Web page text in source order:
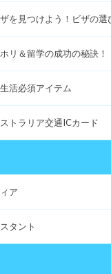
を見つけよう！ビザの選
リ＆留学の成功の秘訣！
活必須アイテム
ストラリア交通ICカード
ア
タント